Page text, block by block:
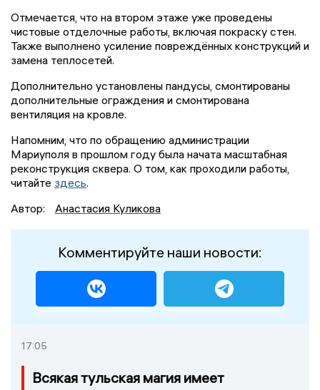
Отмечается, что на втором этаже уже проведены
чистовые отделочные работы, включая покраску стен.
Также выполнено усиление повреждённых конструкций и
замена теплосетей.
Дополнительно установлены пандусы, смонтированы
дополнительные ограждения и смонтирована
вентиляция на кровле.
Напомним, что по обращению администрации
Мариуполя в прошлом году была начата масштабная
реконструкция сквера. О том, как проходили работы,
читайте здесь.
Автор:
Анастасия Куликова
Комментируйте наши новости:
17:05
Всякая тульская магия имеет